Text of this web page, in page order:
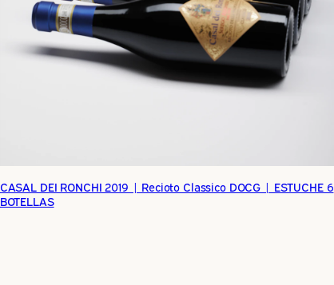
CASAL DEI RONCHI 2019 | Recioto Classico DOCG | ESTUCHE 6
BOTELLAS